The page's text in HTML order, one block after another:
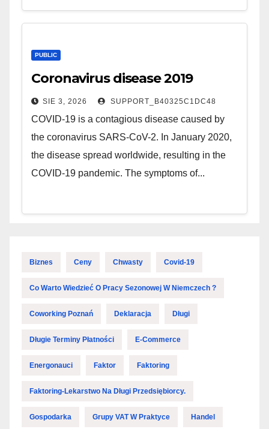
PUBLIC
Coronavirus disease 2019
SIE 3, 2026 SUPPORT_B40325C1DC48
COVID-19 is a contagious disease caused by
the coronavirus SARS-CoV-2. In January 2020,
the disease spread worldwide, resulting in the
COVID-19 pandemic. The symptoms of...
Biznes Ceny Chwasty Covid-19
Co Warto Wiedzieć O Pracy Sezonowej W Niemczech ?
Coworking Poznań Deklaracja Długi
Długie Terminy Płatności E-Commerce
Energonauci Faktor Faktoring
Faktoring-Lekarstwo Na Długi Przedsiębiorcy.
Gospodarka Grupy VAT W Praktyce Handel